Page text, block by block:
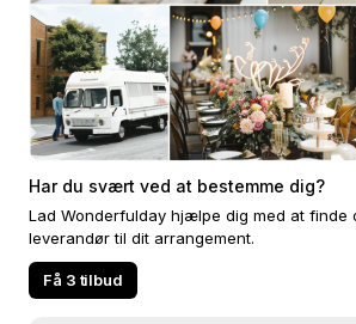
Har du svært ved at bestemme dig?
Lad Wonderfulday hjælpe dig med at finde
leverandør til dit arrangement.
Få 3 tilbud